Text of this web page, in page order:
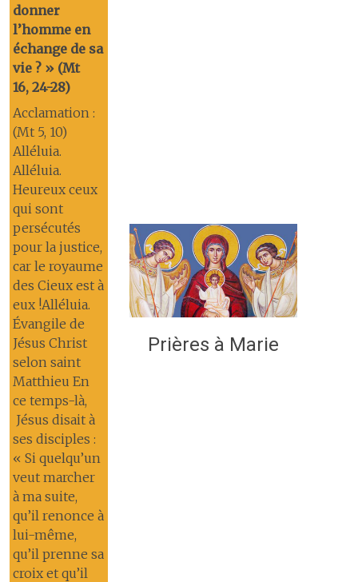
donner
l’homme en
échange de sa
vie ? » (Mt
16, 24-28)
Acclamation :
(Mt 5, 10)
Alléluia.
Alléluia.
Heureux ceux
qui sont
persécutés
pour la justice,
car le royaume
des Cieux est à
eux !Alléluia.
Évangile de
Jésus Christ
selon saint
Matthieu En
ce temps-là,
Jésus disait à
ses disciples :
« Si quelqu’un
veut marcher
à ma suite,
qu’il renonce à
lui-même,
qu’il prenne sa
croix et qu’il
Prières à Marie